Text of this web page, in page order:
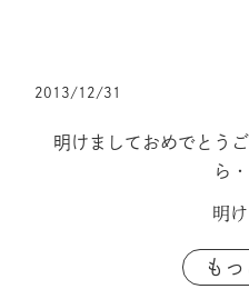
2013/12/31
明けましておめでとう
ら
明け
も